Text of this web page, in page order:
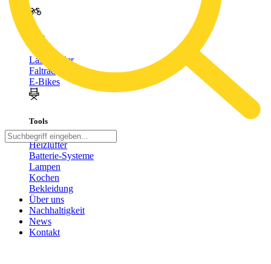
Bike
Lastenräder
Faltrad
E-Bikes
Tools
Heizlüfter
Batterie-Systeme
Lampen
Kochen
Bekleidung
Über uns
Nachhaltigkeit
News
Kontakt